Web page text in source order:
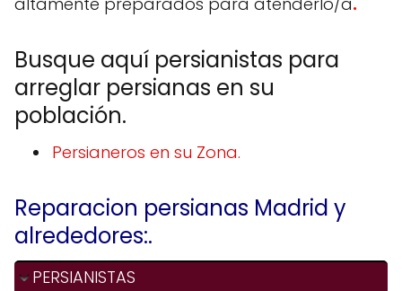
Busque aquí persianistas para
arreglar persianas en su
población.
Persianeros en su Zona.
Reparacion persianas Madrid y
alrededores:.
PERSIANISTAS